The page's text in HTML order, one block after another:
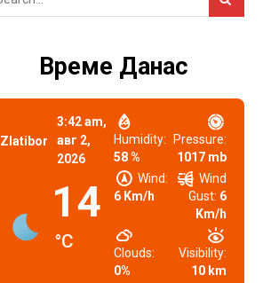
Време Данас
Zlatibor
3:42 am,
авг 2,
2026
14
°C
Humidity:
58 %
Pressure:
1017 mb
Wind:
6 Km/h
Wind
Gust: 6
Km/h
Clouds:
0%
Visibility:
10 km